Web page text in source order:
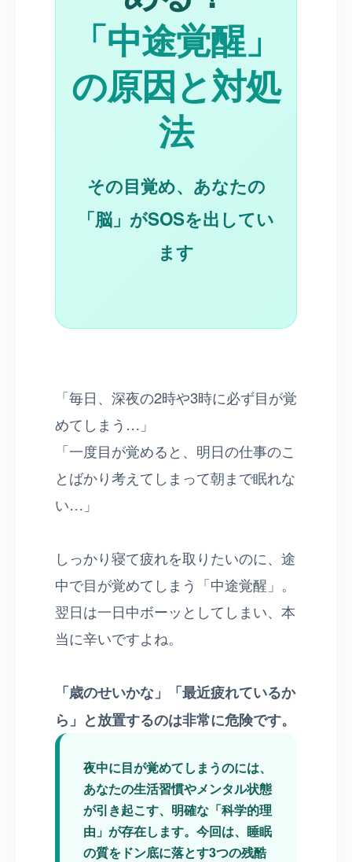
「中途覚醒」
の原因と対処
法
その目覚め、あなたの
「脳」がSOSを出してい
ます
「毎日、深夜の2時や3時に必ず目が覚
めてしまう…」
「一度目が覚めると、明日の仕事のこ
とばかり考えてしまって朝まで眠れな
い…」
しっかり寝て疲れを取りたいのに、途
中で目が覚めてしまう「中途覚醒」。
翌日は一日中ボーッとしてしまい、本
当に辛いですよね。
「歳のせいかな」「最近疲れているか
ら」と放置するのは非常に危険です。
夜中に目が覚めてしまうのには、
あなたの生活習慣やメンタル状態
が引き起こす、明確な「科学的理
由」が存在します。今回は、睡眠
の質をドン底に落とす3つの残酷